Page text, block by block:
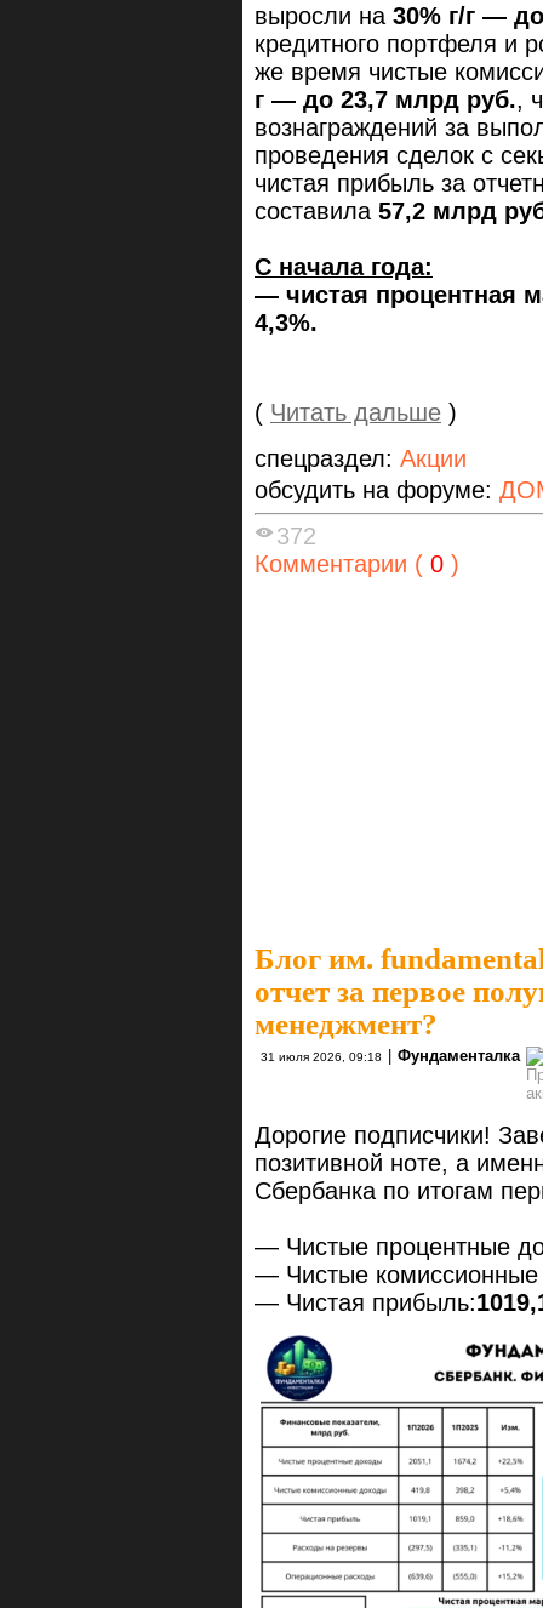
выросли на 30% г/г —
кредитного портфеля и
же время чистые
г — до 23,7 млрд руб.,
вознаграждений за
проведения сделок с
чистая прибыль за
составила 57,2 млрд
С начала года:
— чистая процентная
4,3%.
( Читать дальше )
спецраздел: Акции
обсудить на форуме:
372
Комментарии ( 0 )
Блог им.
отчет за первое
менеджмент?
31 июля 2026, 09:18 Фундаменталка
Дорогие подписчики!
позитивной ноте, а
Сбербанка по итогам
— Чистые процентные
— Чистые
— Чистая прибыль: